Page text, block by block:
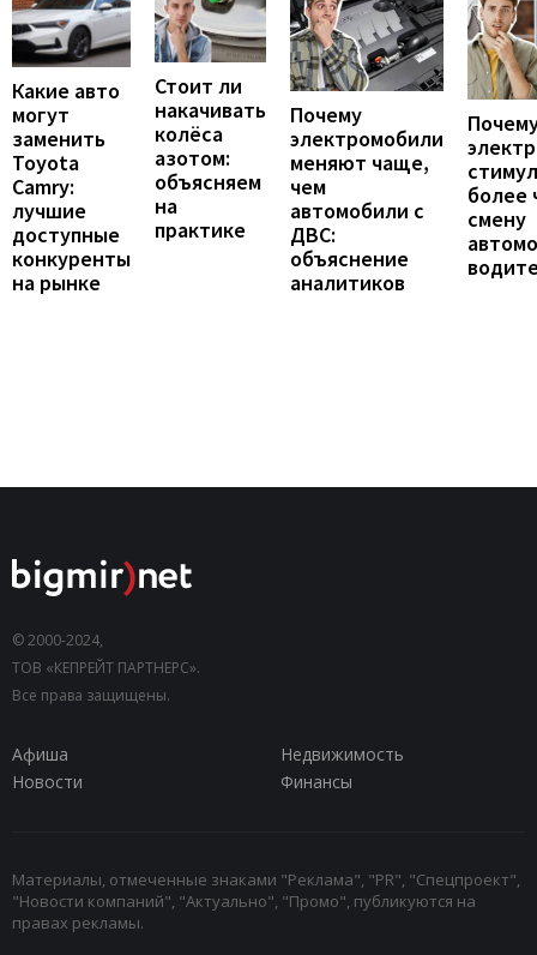
Какие авто
могут
заменить
Toyota
Camry:
лучшие
доступные
конкуренты
на рынке
Стоит ли
накачивать
колёса
азотом:
объясняем
на
практике
Почему
электромобили
меняют чаще,
чем
автомобили с
ДВС:
объяснение
аналитиков
более
смену
© 2000-2024,
ТОВ «КЕПРЕЙТ ПАРТНЕРС».
Все права защищены.
Афиша
Недвижимость
Новости
Финансы
Материалы, отмеченные знаками "Реклама", "PR", "Спецпроект",
"Новости компаний", "Актуально", "Промо", публикуются на
правах рекламы.